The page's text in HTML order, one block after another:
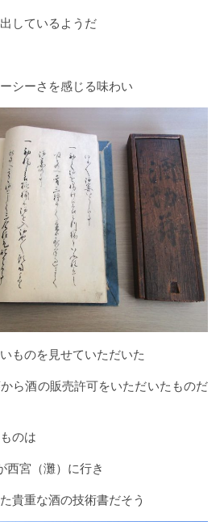
しているようだ
シーさを感じる味わい
ものを見せていただいた
ら酒の販売許可をいただいたものだ
のは
西宮（灘）に行き
貴重な酒の技術書だそう